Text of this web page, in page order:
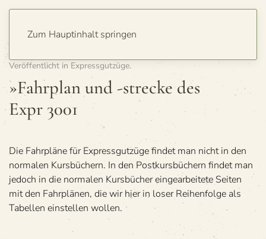
Zum Hauptinhalt springen
Veröffentlicht in Expressgutzüge.
»Fahr­plan und -stre­cke des
Expr 3001
Die Fahr­pläne für Express­gut­züge fin­det man nicht in den
nor­ma­len Kurs­bü­chern. In den Post­kurs­bü­chern fin­det man
jedoch in die nor­ma­len Kurs­bü­cher ein­ge­ar­bei­tete Sei­ten
mit den Fahr­plä­nen, die wir hier in loser Rei­hen­folge als
Tabel­len ein­stel­len wollen.